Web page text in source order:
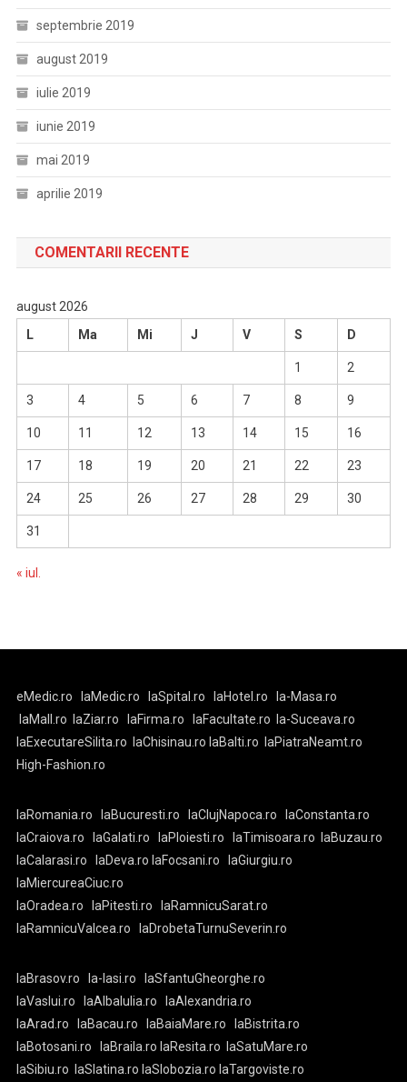
septembrie 2019
august 2019
iulie 2019
iunie 2019
mai 2019
aprilie 2019
COMENTARII RECENTE
august 2026
L
Ma Mi J V S D
1 2
3 4 5 6 7 8 9
10 11 12 13 14 15 16
17 18 19 20 21 22 23
24 25 26 27 28 29 30
31
« iul.
eMedic.ro laMedic.ro laSpital.ro laHotel.ro
la-Masa.ro
laMall.ro
laZiar.ro laFirma.ro laFacultate.ro
la-Suceava.ro
laExecutareSilita.ro
laChisinau.ro laBalti.ro
laPiatraNeamt.ro
High-Fashion.ro
laRomania.ro laBucuresti.ro laClujNapoca.ro
laConstanta.ro
laCraiova.ro
laGalati.ro laPloiesti.ro laTimisoara.ro
laBuzau.ro
laCalarasi.ro
laDeva.ro laFocsani.ro
laGiurgiu.ro
laMiercureaCiuc.ro
laOradea.ro
laPitesti.ro
laRamnicuSarat.ro
laRamnicuValcea.ro
laDrobetaTurnuSeverin.ro
laBrasov.ro la-Iasi.ro
laSfantuGheorghe.ro
laVaslui.ro
laAlbaIulia.ro
laAlexandria.ro
laArad.ro
laBacau.ro laBaiaMare.ro
laBistrita.ro
laBotosani.ro
laBraila.ro laResita.ro
laSatuMare.ro
laSibiu.ro
laSlatina.ro laSlobozia.ro laTargoviste.ro